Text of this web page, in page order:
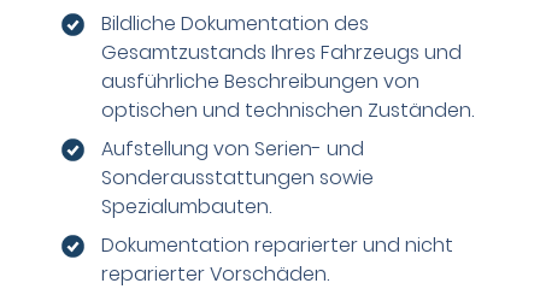
Bildliche Dokumentation des
Gesamtzustands Ihres Fahrzeugs und
ausführliche Beschreibungen von
optischen und technischen Zuständen.
Aufstellung von Serien- und
Sonderausstattungen sowie
Spezialumbauten.
Dokumentation reparierter und nicht
reparierter Vorschäden.